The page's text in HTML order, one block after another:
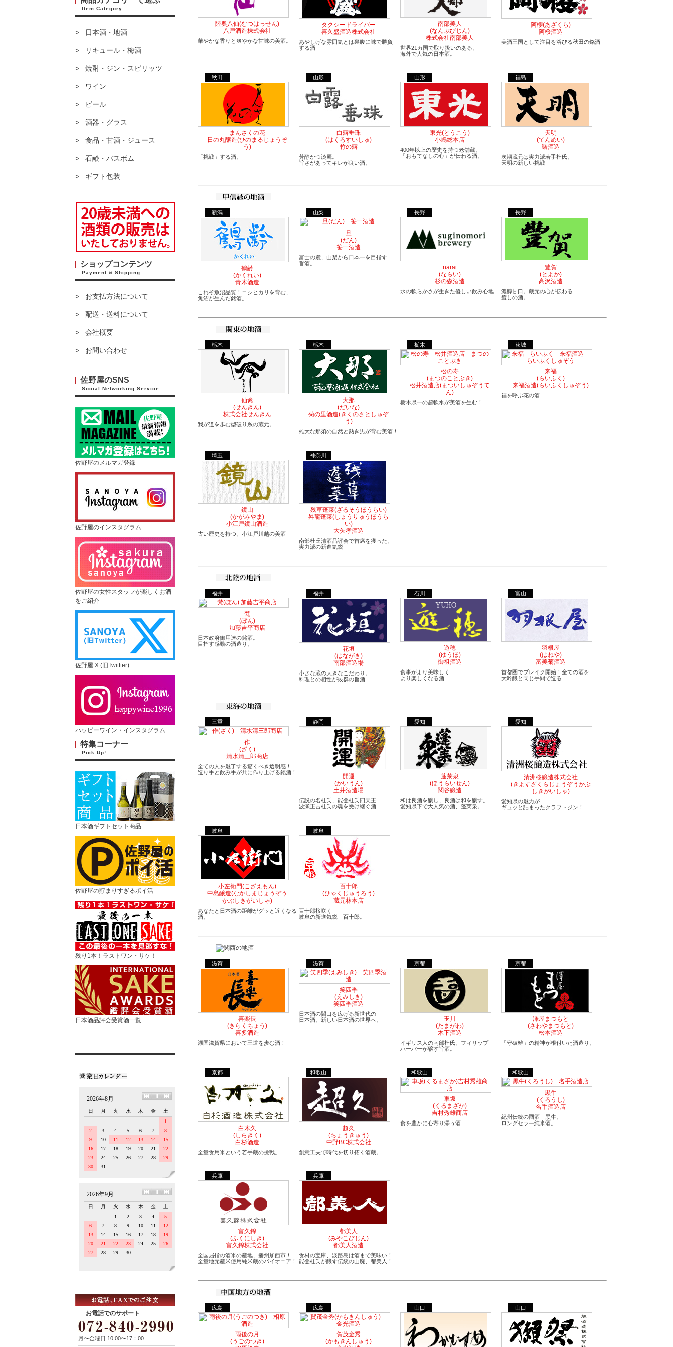
Item Category
日本酒・地酒
リキュール・梅酒
焼酎・ジン・スピリッツ
ワイン
ビール
酒器・グラス
食品・甘酒・ジュース
石鹸・バスボム
ギフト包装
ショップコンテンツ
Payment & Shipping
お支払方法について
配送・送料について
会社概要
お問い合わせ
佐野屋のSNS
Social Networking Service
佐野屋のメルマガ登録
佐野屋のインスタグラム
佐野屋の女性スタッフが楽しくお酒
をご紹介
佐野屋 X (旧Twittter)
ハッピーワイン・インスタグラム
特集コーナー
Pick Up!
日本酒ギフトセット商品
佐野屋の貯まりすぎるポイ活
残り1本！ラストワン・サケ！
日本酒品評会受賞酒一覧
お電話でのサポート
月〜金曜日 10:00〜17：00
陸奥八仙(むつはっせん)
八戸酒造株式会社
華やかな香りと爽やかな甘味の美酒。
タクシードライバー
喜久盛酒造株式会社
あやしげな雰囲気とは裏腹に味で勝負
する酒
南部美人
(なんぶびじん)
株式会社南部美人
世界21カ国で取り扱いのある、
海外で人気の日本酒。
阿櫻(あざくら)
阿桜酒造
美酒王国として注目を浴びる秋田の銘酒
秋田
まんさくの花
日の丸醸造(ひのまるじょうぞ
う)
「挑戦」する酒。
山形
白露垂珠
(はくろすいしゅ)
竹の露
芳醇かつ淡麗。
旨さがあってキレが良い酒。
山形
東光(とうこう)
小嶋総本店
400年以上の歴史を持つ老舗蔵。
「おもてなしの心」が伝わる酒。
福島
天明
(てんめい)
曙酒造
次期蔵元は実力派若手杜氏。
天明の新しい挑戦
新潟
鶴齢
(かくれい)
青木酒造
これぞ魚沼品質！コシヒカリを育む、
魚沼が生んだ銘酒。
山梨
旦
(だん)
笹一酒造
富士の麓、山梨から日本一を目指す
旨酒。
長野
narai
(ならい)
杉の森酒造
水の軟らかさが生きた優しい飲み心地
長野
豊賀
(とよか)
高沢酒造
濃醇甘口。蔵元の心が伝わる
癒しの酒。
栃木
仙禽
(せんきん)
株式会社せんきん
我が道を歩む型破り系の蔵元。
栃木
大那
(だいな)
菊の里酒造(きくのさとしゅぞ
う)
雄大な那須の自然と熱き男が育む美酒！
栃木
松の寿
(まつのことぶき)
松井酒造店(まついしゅぞうて
ん)
栃木県一の超軟水が美酒を生む！
茨城
来福
(らいふく)
来福酒造(らいふくしゅぞう)
福を呼ぶ花の酒
埼玉
鏡山
(かがみやま)
小江戸鏡山酒造
古い歴史を持つ、小江戸川越の美酒
神奈川
残草蓬莱(ざるそうほうらい)
昇龍蓬莱(しょうりゅうほうら
い)
大矢孝酒造
南部杜氏清酒品評会で首席を獲った、
実力派の新進気鋭
福井
梵
(ぼん)
加藤吉平商店
日本政府御用達の銘酒。
目指す感動の酒造り。
福井
花垣
(はながき)
南部酒造場
小さな蔵の大きなこだわり。
料理との相性が抜群の旨酒
石川
遊穂
(ゆうほ)
御祖酒造
食事がより美味しく
より楽しくなる酒
富山
羽根屋
(はねや)
富美菊酒造
首都圏でブレイク開始！全ての酒を
大吟醸と同じ手間で造る
三重
作
(ざく)
清水清三郎商店
全ての人を魅了する驚くべき透明感！
造り手と飲み手が共に作り上げる銘酒！
静岡
開運
(かいうん)
土井酒造場
伝説の名杜氏、能登杜氏四天王
波瀬正吉杜氏の魂を受け継ぐ酒
愛知
蓬莱泉
(ほうらいせん)
関谷醸造
和は良酒を醸し、良酒は和を醸す。
愛知県下で大人気の酒、蓬莱泉。
愛知
清洲桜醸造株式会社
(きよすざくらじょうぞうかぶ
しきがいしゃ)
愛知県の魅力が
ギュッと詰まったクラフトジン！
岐阜
小左衛門(こざえもん)
中島醸造(なかしまじょうぞう
かぶしきがいしゃ)
あなたと日本酒の距離がグッと近くなる
酒。
岐阜
百十郎
(ひゃくじゅうろう)
蔵元林本店
百十郎桜咲く
岐阜の新進気鋭 百十郎。
滋賀
喜楽長
(きらくちょう)
喜多酒造
湖国滋賀県において王道を歩む酒！
滋賀
笑四季
(えみしき)
笑四季酒造
日本酒の間口を広げる新世代の
日本酒。新しい日本酒の世界へ。
京都
玉川
(たまがわ)
木下酒造
イギリス人の南部杜氏、フィリップ
ハーパーが醸す旨酒。
京都
澤屋まつもと
(さわやまつもと)
松本酒造
「守破離」の精神が根付いた酒造り。
京都
白木久
(しらきく)
白杉酒造
全量食用米という若手蔵の挑戦。
和歌山
超久
(ちょうきゅう)
中野BC株式会社
創意工夫で時代を切り拓く酒蔵。
和歌山
車坂
(くるまざか)
吉村秀雄商店
食を豊かに心寄り添う酒
和歌山
黒牛
(くろうし)
名手酒造店
紀州伝統の國酒 黒牛。
ロングセラー純米酒。
兵庫
富久錦
(ふくにしき)
富久錦株式会社
全国屈指の酒米の産地、播州加西市！
全量地元産米使用純米蔵のパイオニア！
兵庫
都美人
(みやこびじん)
都美人酒造
食材の宝庫、淡路島は酒まで美味い！
能登杜氏が醸す伝統の山廃、都美人！
広島
雨後の月
(うごのつき)
広島
賀茂金秀
(かもきんしゅう)
山口 山口